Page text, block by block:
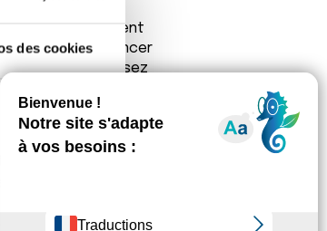
des cookies
des
ainsi que de
de
la
examens devraient
d'avoir un cancer
est devenu assez
qu'ils sont
été posé. Quant à la
pylori et sans
et d'anxiété, des
de risque de